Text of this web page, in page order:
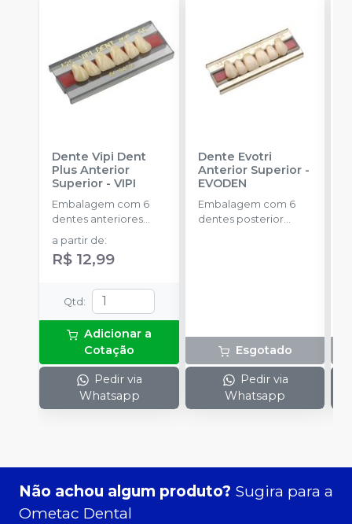
Dente Vipi Dent
Plus Anterior
Superior -VIPI
Embalagem com 6
dentes anteriores
superiores.
a partir de:
R$ 12,99
Qtd :
Adicionar a
Cotação
Pedir via
Whatsapp
Dente Evotri
Anterior Superior-
EVODEN
Embalagem com 6
dentes posterior
Esgotado
Pedir via
Whatsapp
Não achou algum produto? Sugira para a
Ometac Dental